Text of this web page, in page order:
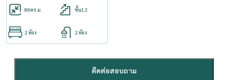
86ตร.ม. ชั้น12
2 ห้อง 2 ห้อง
ติดต่อสอบถาม